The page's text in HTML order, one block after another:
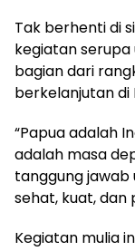
Tak berhenti di
kegiatan
bagian dari
berkelanjutan di
“Papua adalah
adalah masa
tanggung
sehat, kuat, dan
Kegiatan mulia